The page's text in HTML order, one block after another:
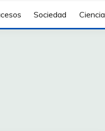
Sociedad Ciencia